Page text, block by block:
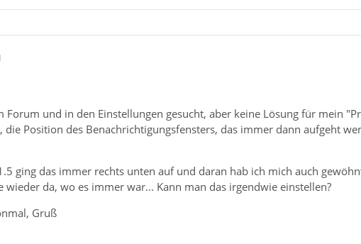
Forum und in den Einstellungen gesucht, aber keine Lösung für mein
die Position des Benachrichtigungsfensters, das immer dann aufgeht
ging das immer rechts unten auf und daran hab ich mich auch
wieder da, wo es immer war... Kann man das irgendwie einstellen?
Gruß